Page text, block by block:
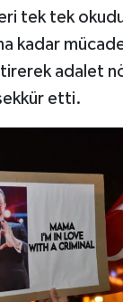
tek tek
kadar
adalet
etti.